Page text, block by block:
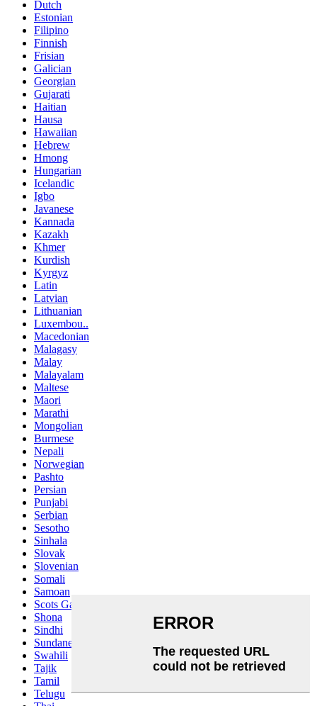
Dutch
Estonian
Filipino
Finnish
Frisian
Galician
Georgian
Gujarati
Haitian
Hausa
Hawaiian
Hebrew
Hmong
Hungarian
Icelandic
Igbo
Javanese
Kannada
Kazakh
Khmer
Kurdish
Kyrgyz
Latin
Latvian
Lithuanian
Luxembou..
Macedonian
Malagasy
Malay
Malayalam
Maltese
Maori
Marathi
Mongolian
Burmese
Nepali
Norwegian
Pashto
Persian
Punjabi
Serbian
Sesotho
Sinhala
Slovak
Slovenian
Somali
Samoan
Scots Gaelic
Shona
Sindhi
Sundanese
Swahili
Tajik
Tamil
Telugu